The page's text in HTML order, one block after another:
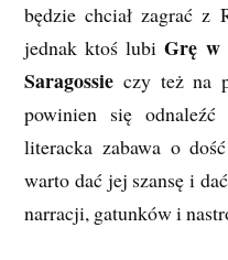
będzie chciał zagrać z
jednak ktoś lubiGrę w
Saragossie czy też na
powinien się
literacka zabawa o
warto dać jej szansę i
narracji, gatunków i